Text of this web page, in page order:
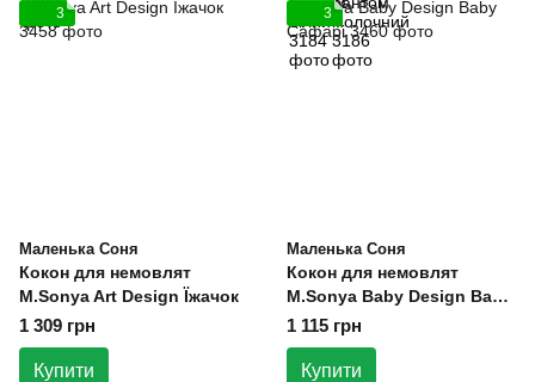
3
Маленька Соня
Кокон для немовлят
M.Sonya Art Design Їжачок
1 309 грн
Купити
3
Маленька Соня
Кокон для немовлят
M.Sonya Baby Design Baby
Сафарі
1 115 грн
Купити